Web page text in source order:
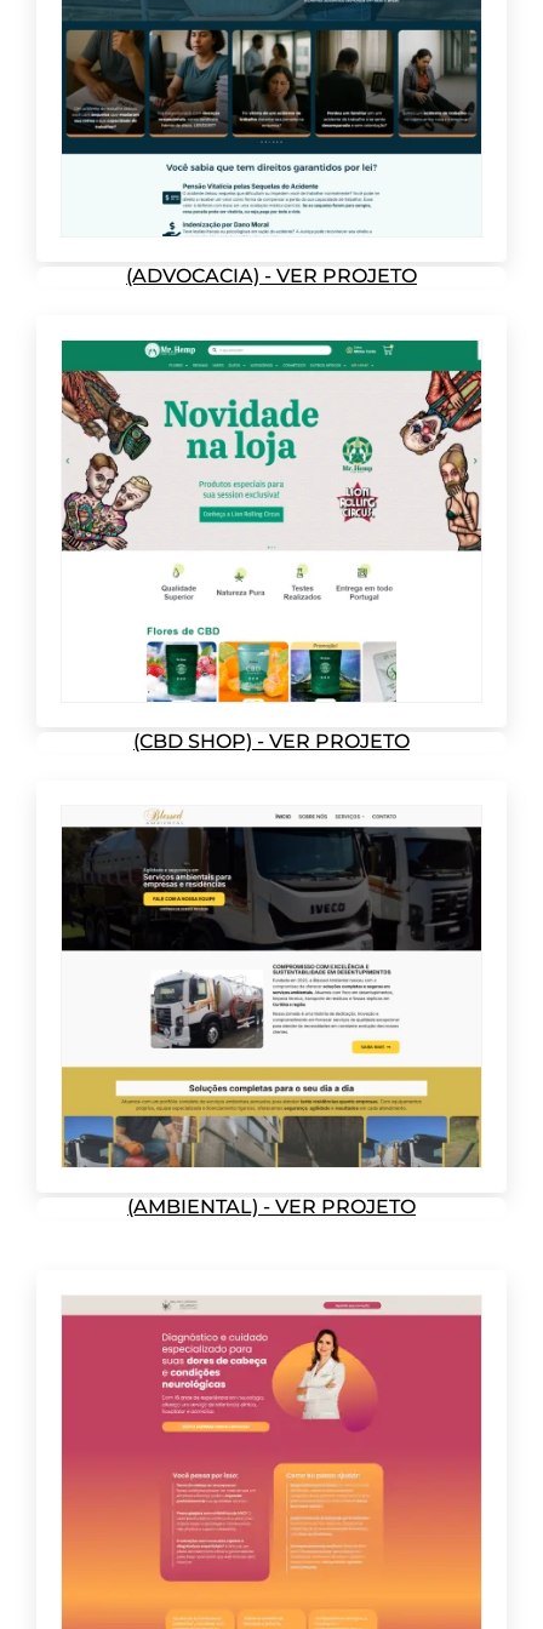
(ADVOCACIA) - VER PROJETO
(CBD SHOP) - VER PROJETO
(AMBIENTAL) - VER PROJETO